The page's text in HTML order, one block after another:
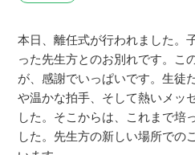
本日、離任式が行われました。
った先生方とのお別れです。こ
が、感謝でいっぱいです。生徒
や温かな拍手、そして熱いメッ
した。そこからは、これまで培
した。先生方の新しい場所での